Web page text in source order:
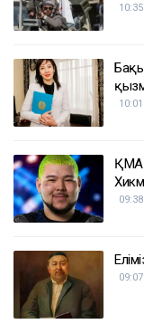
10:35
10:01
ҚМА
09:38
09:07